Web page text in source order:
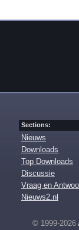
Sections:
Nieuws
Downloads
Top Downloads
Discussie
Vraag en
Nieuws2.nl
© 1999-2026